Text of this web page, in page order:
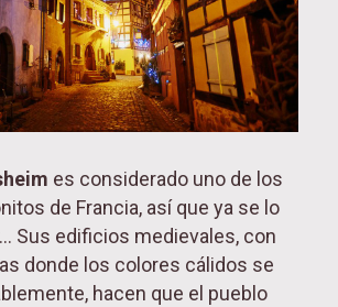
es considerado uno de los
de Francia, así que ya se lo
Sus edificios medievales, con
donde los colores cálidos se
hacen que el pueblo